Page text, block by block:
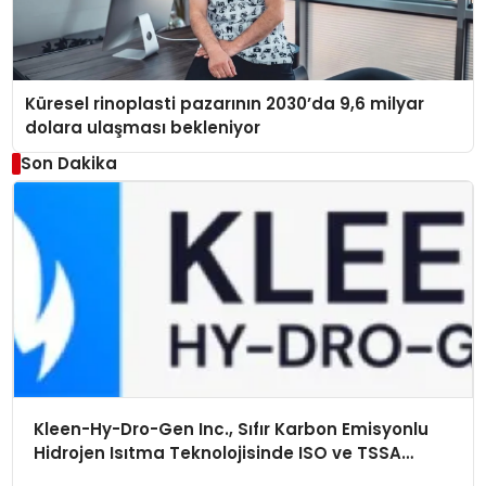
Küresel rinoplasti pazarının 2030’da 9,6 milyar
dolara ulaşması bekleniyor
Son Dakika
Kleen-Hy-Dro-Gen Inc., Sıfır Karbon Emisyonlu
Hidrojen Isıtma Teknolojisinde ISO ve TSSA